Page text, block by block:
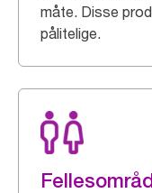
måte. Disse
pålitelige.